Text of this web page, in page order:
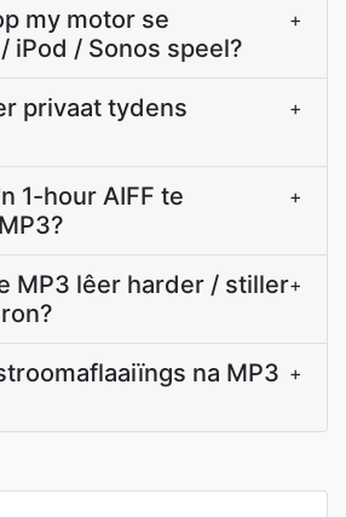
my motor se
iPod / Sonos speel?
+
privaat tydens
+
1-hour AIFF te
+
MP3 lêer harder / stiller+
na MP3 +